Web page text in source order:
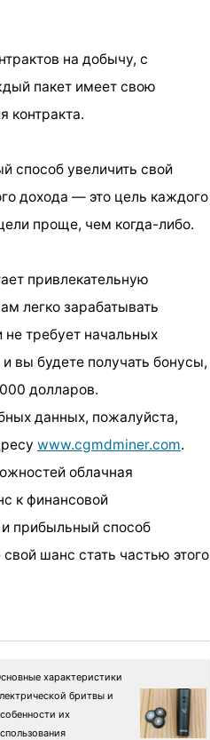
на добычу, с
пакет имеет свою
контракта.
способ увеличить свой
дохода — это цель каждого
проще, чем когда-либо.
привлекательную
легко зарабатывать
требует начальных
вы будете получать бонусы,
долларов.
данных, пожалуйста,
www.cgmdminer.com.
облачная
к финансовой
прибыльный способ
шанс стать частью этого
характеристики
бритвы и
их